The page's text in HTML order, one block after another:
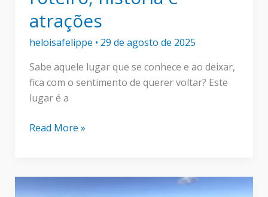
atrações
heloisafelippe • 29 de agosto de 2025
Sabe aquele lugar que se conhece e ao deixar,
fica com o sentimento de querer voltar? Este
lugar é a
Nuremberg
Dicas
de
Read More »